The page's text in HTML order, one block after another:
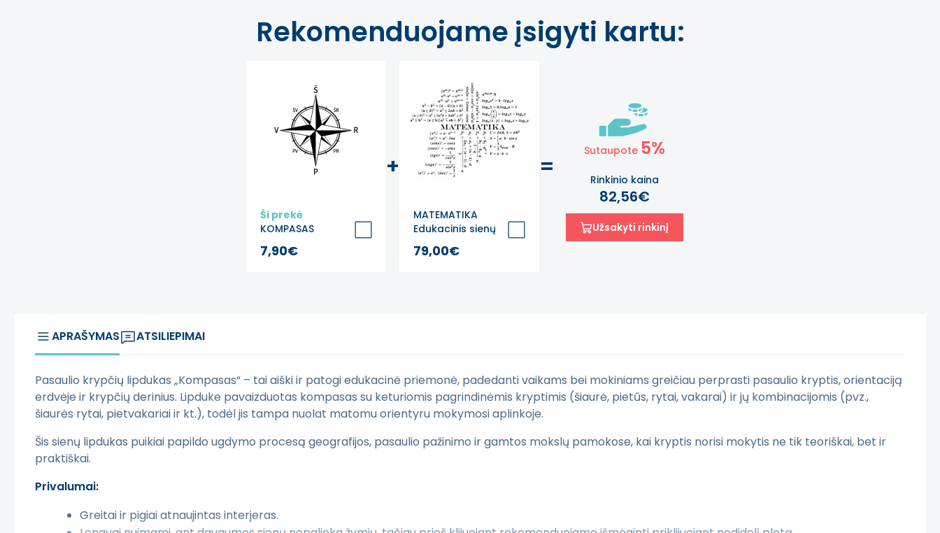
Rekomenduojame įsigyti kartu:
Ši prekė
KOMPASAS
Pasaulio krypčių
lipdukas
7,90€
+
MATEMATIKA
Edukacinis sienų
lipdukas
79,00€
=
Sutaupote 5%
Rinkinio kaina
82,56€
Užsakyti rinkinį
APRAŠYMAS ATSILIEPIMAI
Pasaulio krypčių lipdukas „Kompasas“ – tai aiški ir patogi edukacinė priemonė, padedanti vaikams bei mokiniams greičiau perprasti pasaulio kryptis, orientaciją
erdvėje ir krypčių derinius. Lipduke pavaizduotas kompasas su keturiomis pagrindinėmis kryptimis (šiaurė, pietūs, rytai, vakarai) ir jų kombinacijomis (pvz.,
šiaurės rytai, pietvakariai ir kt.), todėl jis tampa nuolat matomu orientyru mokymosi aplinkoje.
Šis sienų lipdukas puikiai papildo ugdymo procesą geografijos, pasaulio pažinimo ir gamtos mokslų pamokose, kai kryptis norisi mokytis ne tik teoriškai, bet ir
praktiškai.
Privalumai:
Greitai ir pigiai atnaujintas interjeras.